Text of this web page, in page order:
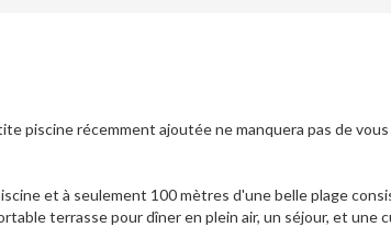
piscine récemment ajoutée ne manquera pas de
et à seulement 100 mètres d'une belle plage
terrasse pour dîner en plein air, un séjour, et une